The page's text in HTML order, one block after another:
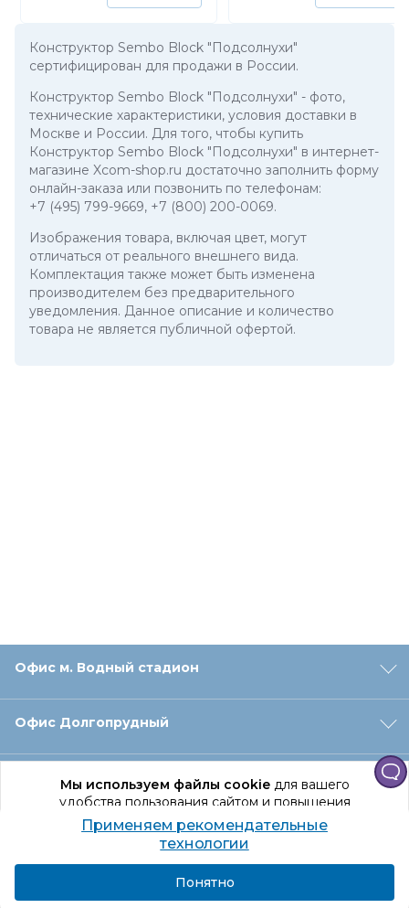
Мы используем файлы cookieдля вашего
удобства пользования сайтом и повышения
качества рекомендаций.
Продолжая использование сайта, вы даете
согласие на обработку персональных данных
Конструктор Sembo Block "Подсолнухи"
сертифицирован для продажи в России.
Конструктор Sembo Block "Подсолнухи" - фото,
технические характеристики, условия доставки в
Москве и России. Для того, чтобы купить
Конструктор Sembo Block "Подсолнухи" в интернет-
магазине Xcom-shop.ru достаточно заполнить форму
онлайн-заказа или позвонить по телефонам:
+7 (495) 799-9669, +7 (800) 200-0069.
Изображения товара, включая цвет, могут
отличаться от реального внешнего вида.
Комплектация также может быть изменена
производителем без предварительного
уведомления. Данное описание и количество
товара не является публичной офертой.
Офис м. Водный стадион
Офис Долгопрудный
Офис Санкт‑Петербург
Оформление заказа
Применяем рекомендательные
технологии
Понятно